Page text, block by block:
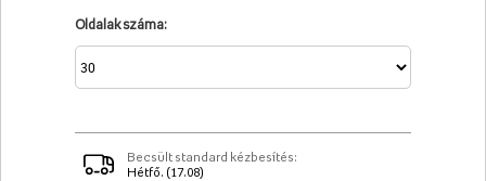
Oldalak száma:
Becsült standard kézbesítés:
Hétfő. (17.08)